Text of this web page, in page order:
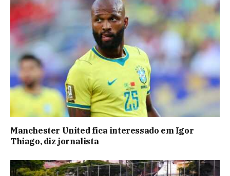
Manchester United fica interessado em Igor
Thiago, diz jornalista